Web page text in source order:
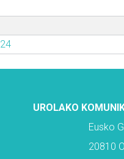
UROLAKO
Eusko
20810